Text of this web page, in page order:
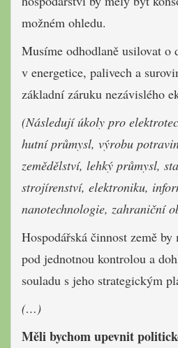
možném ohledu.
Musíme odhodlaně usilovat o
v energetice, palivech a
základní záruku nezávislého
(Následují úkoly pro
hutní průmysl, výrobu
zemědělství, lehký průmysl,
strojírenství, elektroniku,
nanotechnologie, zahraniční
Hospodářská činnost země by
pod jednotnou kontrolou a
souladu s jeho strategickým
(…)
Měli bychom upevnit